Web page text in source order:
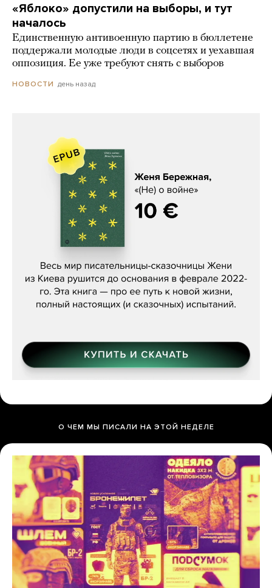
«Яблоко» допустили на выборы, и тут
началось
Единственную антивоенную партию в бюллетене
поддержали молодые люди в соцсетях и уехавшая
оппозиция. Ее уже требуют снять с выборов
НОВОСТИ день назад
Женя Бережная, «(Не) о войне»
О ЧЕМ МЫ ПИСАЛИ НА ЭТОЙ НЕДЕЛЕ